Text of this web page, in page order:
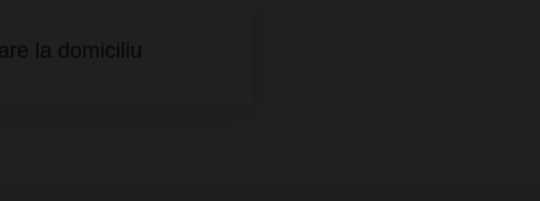
la domiciliu